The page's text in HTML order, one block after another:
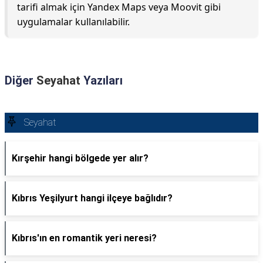
tarifi almak için Yandex Maps veya Moovit gibi
uygulamalar kullanılabilir.
Diğer Seyahat Yazıları
Seyahat
Kırşehir hangi bölgede yer alır?
Kıbrıs Yeşilyurt hangi ilçeye bağlıdır?
Kıbrıs'ın en romantik yeri neresi?